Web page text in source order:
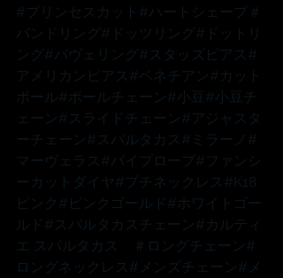
#プリンセスカット #ハートシェープ ＃
バンドリング #ドッツリング #ドットリ
ング #パヴェリング #スタッズピアス #
アメリカンピアス #ベネチアン #カット
ボール#ボールチェーン #小豆 #小豆チ
ェーン #スライドチェーン #アジャスタ
ーチェーン #スパルタカス #ミラーノ #
マーヴェラス #パイプロープ #ファンシ
ーカットダイヤ #プチネックレス #K18
ピンク #ピンクゴールド #ホワイトゴー
ルド #スパルタカスチェーン #カルティ
エ スパルタカス ＃ロングチェーン #
ロングネックレス #メンズチェーン #メ